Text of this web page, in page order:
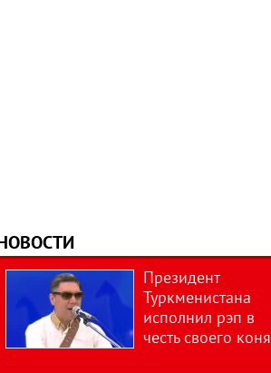
Президент
Туркменистана
исполнил рэп в
честь своего коня